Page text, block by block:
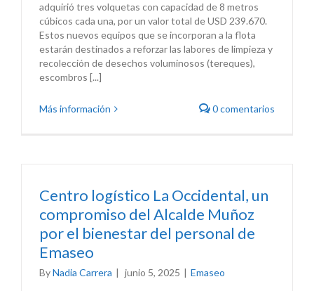
adquirió tres volquetas con capacidad de 8 metros
cúbicos cada una, por un valor total de USD 239.670.
Estos nuevos equipos que se incorporan a la flota
estarán destinados a reforzar las labores de limpieza y
recolección de desechos voluminosos (tereques),
escombros [...]
Más información 0 comentarios
Centro logístico La Occidental, un
compromiso del Alcalde Muñoz
por el bienestar del personal de
Emaseo
ByNadia Carrera | junio 5, 2025 | Emaseo